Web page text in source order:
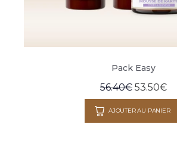
Pack Easy
56.40€ 53.50€
AJOUTER AU PANIER